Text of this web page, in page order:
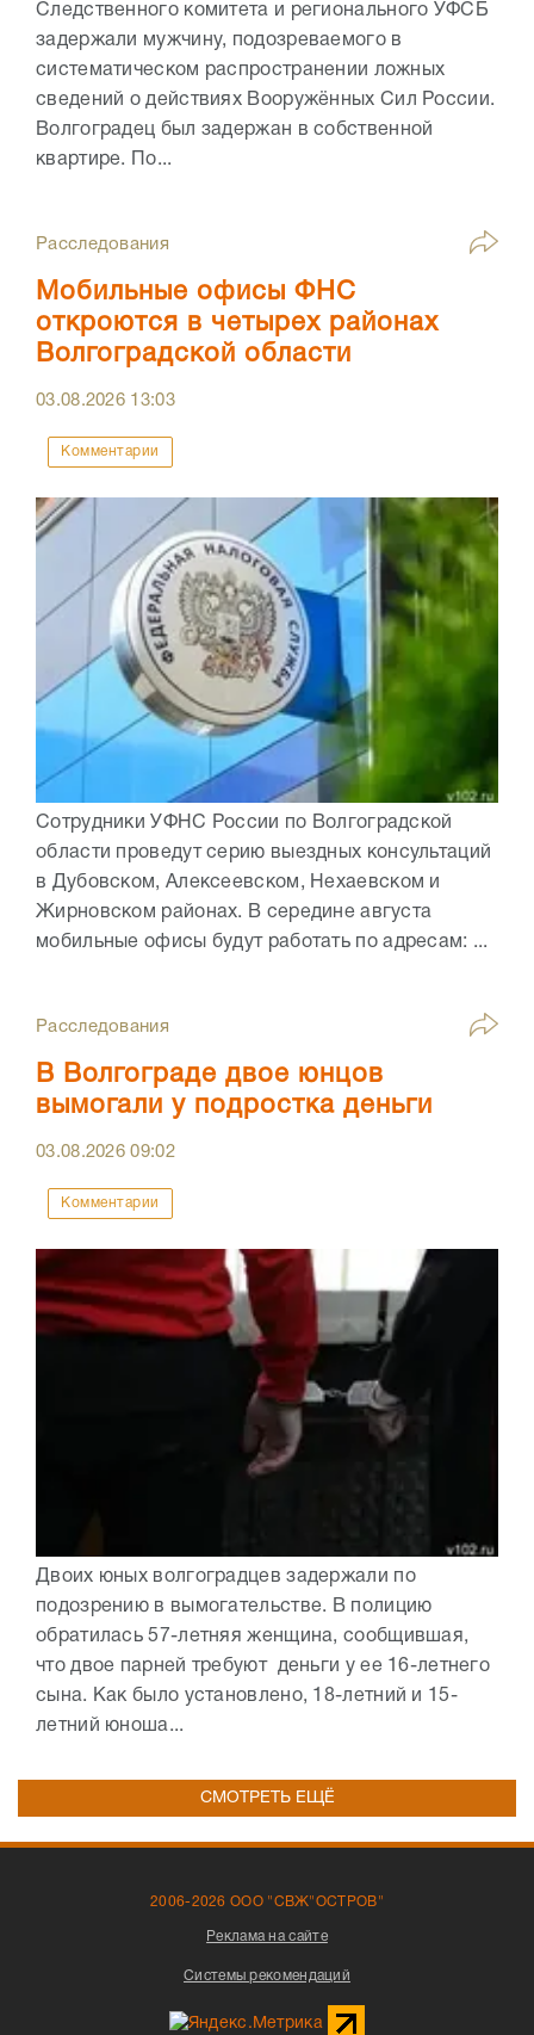
Следственного комитета и регионального УФСБ
задержали мужчину, подозреваемого в
систематическом распространении ложных
сведений о действиях Вооружённых Сил России.
Волгоградец был задержан в собственной
квартире. По...
Расследования
Мобильные офисы ФНС
откроются в четырех районах
Волгоградской области
03.08.2026 13:03
Комментарии
Сотрудники УФНС России по Волгоградской
области проведут серию выездных консультаций
в Дубовском, Алексеевском, Нехаевском и
Жирновском районах. В середине августа
мобильные офисы будут работать по адресам: ...
Расследования
В Волгограде двое юнцов
вымогали у подростка деньги
03.08.202609:02
Комментарии
Двоих юных волгоградцев задержали по
подозрению в вымогательстве. В полицию
обратилась 57-летняя женщина, сообщившая,
что двое парней требуют деньги у ее 16-летнего
сына. Как было установлено, 18-летний и 15-
летний юноша...
СМОТРЕТЬ ЕЩЁ
2006-2026 ООО "СВЖ"ОСТРОВ"
Реклама на сайте
Системы рекомендаций